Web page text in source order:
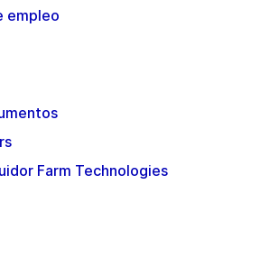
empleo
Farm Technologies